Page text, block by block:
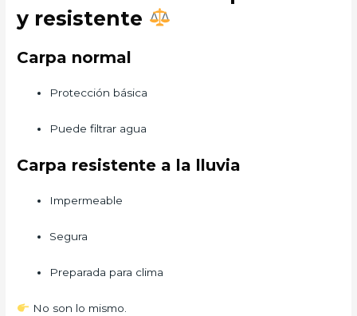
y resistente
Carpa normal
Protección básica
Puede filtrar agua
Carpa resistente a la lluvia
Impermeable
Segura
Preparada para clima
No son lo mismo.